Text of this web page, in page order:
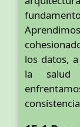
los datos,
la salud